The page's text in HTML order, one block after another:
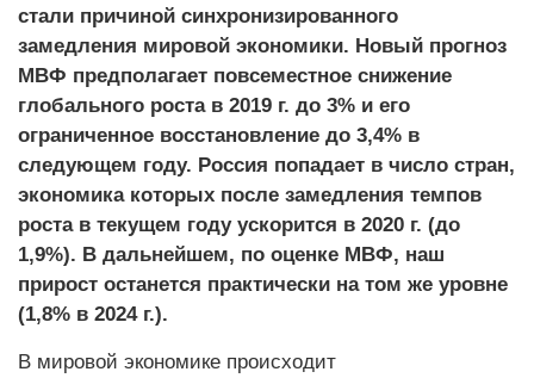
стали причиной синхронизированного
замедления мировой экономики. Новый прогноз
МВФ предполагает повсеместное снижение
глобального роста в 2019 г. до 3% и его
ограниченное восстановление до 3,4% в
следующем году. Россия попадает в число стран,
экономика которых после замедления темпов
роста в текущем году ускорится в 2020 г. (до
1,9%). В дальнейшем, по оценке МВФ, наш
прирост останется практически на том же уровне
(1,8% в 2024 г.).
В мировой экономике происходит